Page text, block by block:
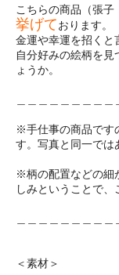
こちらの商品（張
挙げております。
金運や幸運を招くと
自分好みの絵柄を
ょうか。
※手仕事の商品です
す。写真と同一では
※柄の配置などの細
しみということで、
＜素材＞